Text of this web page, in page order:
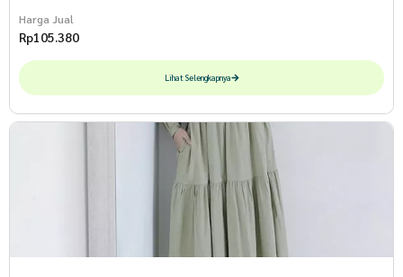
Harga Jual
Rp105.380
Lihat Selengkapnya